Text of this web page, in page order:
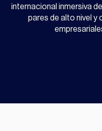
internacional inmersiva
pares de alto nivel